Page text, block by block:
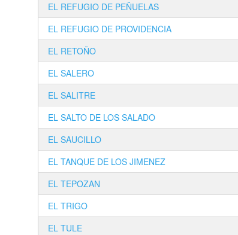
EL REFUGIO DE PEÑUELAS
EL REFUGIO DE PROVIDENCIA
EL RETOÑO
EL SALERO
EL SALITRE
EL SALTO DE LOS SALADO
EL SAUCILLO
EL TANQUE DE LOS JIMENEZ
EL TEPOZAN
EL TRIGO
EL TULE